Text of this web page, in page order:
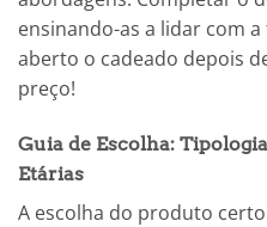
ensinando-as a lidar com
aberto o cadeado depois
preço!
Guia de Escolha:
Etárias
A escolha do produto